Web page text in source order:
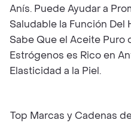
Anís. Puede Ayudar a
Saludable la Función Del
Sabe Que el Aceite Puro
Estrógenos es Rico en
Elasticidad a la Piel.
Top Marcas y Cadenas